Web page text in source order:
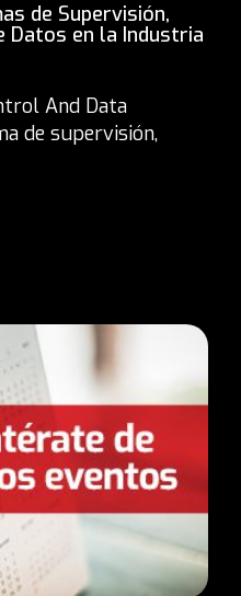
de Supervisión,
Datos en la Industria
And Data
de supervisión,